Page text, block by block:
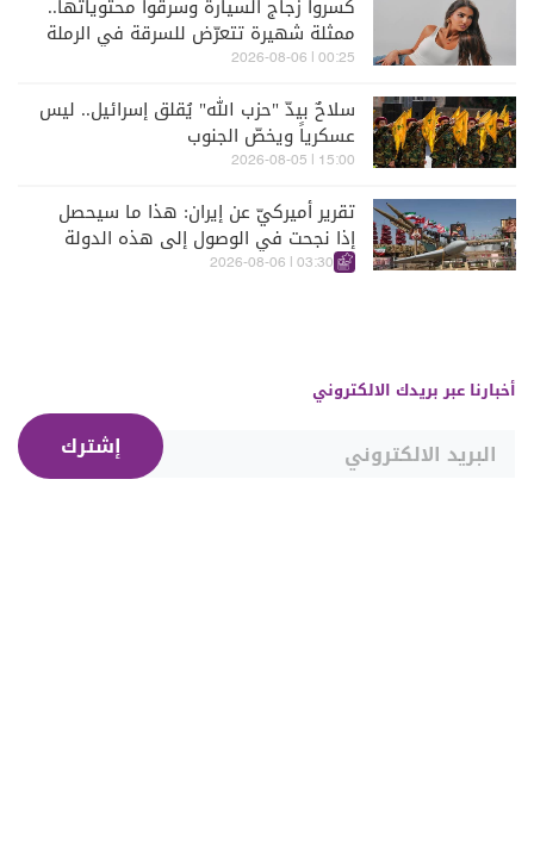
كسروا زجاج السيارة وسرقوا محتوياتها..
ممثلة شهيرة تتعرّض للسرقة في الرملة
البيضاء (فيديو)
00:25 | 2026-08-06
سلاحٌ بيدّ "حزب الله" يُقلق إسرائيل.. ليس
عسكرياً ويخصّ الجنوب
15:00 | 2026-08-05
تقرير أميركيّ عن إيران: هذا ما سيحصل
إذا نجحت في الوصول إلى هذه الدولة
الآسيويّة
03:30 | 2026-08-06
أخبارنا عبر بريدك الالكتروني
إشترك